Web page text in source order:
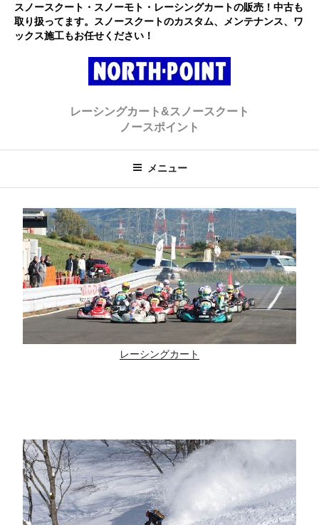
プ
スノースクート・スノーモト・レーシングカートの販売！中古も
取り扱ってます。スノースクートのカスタム、メンテナンス、ワ
ックス施工もお任せください！
ト ノースポイント
レーシングカート&スノースクート
ノースポイント
メニュー
レーシングカート